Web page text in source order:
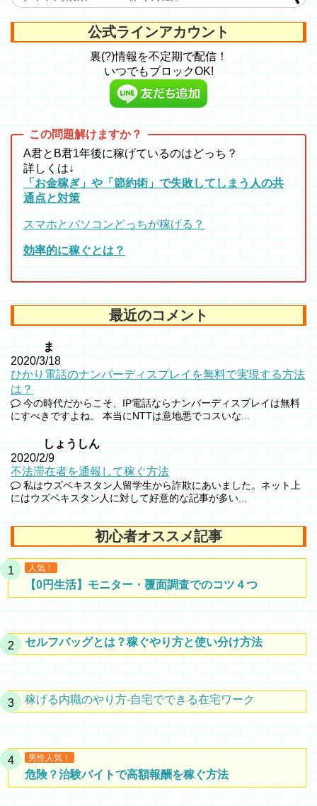
公式ラインアカウント
裏(?)情報を不定期で配信！
いつでもブロックOK!
A君とB君1年後に稼げているのはどっち？
詳しくは↓
「お金稼ぎ」や「節約術」で失敗してしまう人の共
通点と対策
スマホとパソコンどっちが稼げる？
効率的に稼ぐとは？
最近のコメント
ま
2020/3/18
ひかり電話のナンバーディスプレイを無料で実現する方法
は？
今の時代だからこそ、IP電話ならナンバーディスプレイは無料
にすべきですよね。 本当にNTTは意地悪でコスいな...
しょうしん
2020/2/9
不法滞在者を通報して稼ぐ方法
私はウズベキスタン人留学生から詐欺にあいました。ネット上
にはウズベキスタン人に対して好意的な記事が多い...
初心者オススメ記事
人気！
【0円生活】モニター・覆面調査でのコツ４つ
セルフバッグとは？稼ぐやり方と使い分け方法
稼げる内職のやり方-自宅でできる在宅ワーク
男性人気！
危険？治験バイトで高額報酬を稼ぐ方法